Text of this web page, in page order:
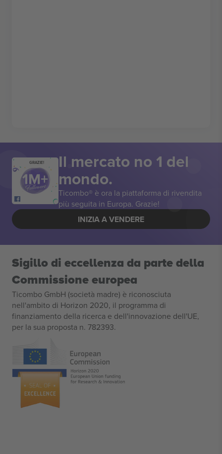
GRAZIE! Il mercato no 1 del
mondo.
Ticombo® è ora la piattaforma di rivendita
più seguita in Europa. Grazie!
INIZIA A VENDERE
Sigillo di eccellenza da parte della
Commissione europea
Ticombo GmbH (società madre) è riconosciuta
nell'ambito di Horizon 2020, il programma di
finanziamento della ricerca e dell'innovazione dell'UE,
per la sua proposta n. 782393.